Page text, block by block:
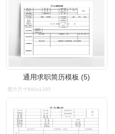
通用求职简历模板 (5)
图片尺寸860x1295